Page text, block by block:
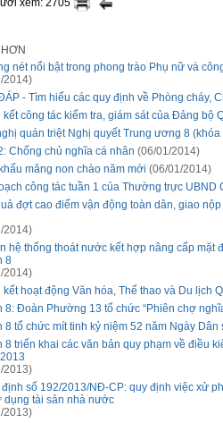
xem: 2705
nét nổi bật trong phong trào Phụ nữ và
2014)
- Tìm hiểu các quy định về Phòng cháy,
kết công tác kiểm tra, giám sát của Đảng bộ
quán triệt Nghị quyết Trung ương 8 (khóa
Chống chủ nghĩa cá nhân (06/01/2014)
măng non chào năm mới (06/01/2014)
công tác tuần 1 của Thường trực UBND
đợt cao điểm vận động toàn dân, giao
2014)
hệ thống thoát nước kết hợp nâng cấp
8
2014)
kết hoạt động Văn hóa, Thể thao và Du lịch
8: Đoàn Phường 13 tổ chức “Phiên chợ
8 tổ chức mít tinh kỷ niệm 52 năm Ngày Dân
8 triển khai các văn bản quy phạm về điều
2013)
định số 192/2013/NĐ-CP: quy định việc xử
dụng tài sản nhà nước
2013)